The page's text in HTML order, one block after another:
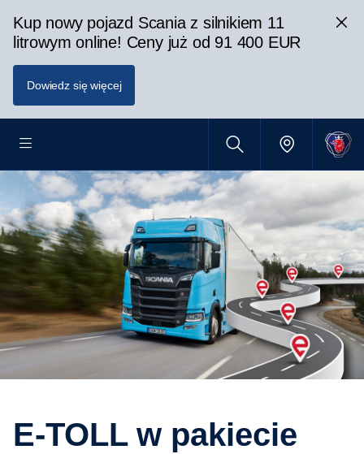
Kup nowy pojazd Scania z silnikiem 11
litrowym online! Ceny już od 91 400 EUR
Dowiedz się więcej
e-TOLL w pakiecie